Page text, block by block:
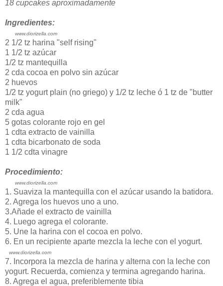
18 cupcakes aproximadamente
Ingredientes:
www.diorizella.com
2 1/2 tz harina "self rising"
1 1/2 tz azúcar
1/2 tz mantequilla
2 cda cocoa en polvo sin azúcar
2 huevos
1/2 tz yogurt plain (no griego) y 1/2 tz leche ó 1 tz de "butter
milk"
2 cda agua
5 gotas colorante rojo en gel
1 cdta extracto de vainilla
1 cdta bicarbonato de soda
1 1/2 cdta vinagre
Procedimiento:
www.diorizella.com
1. Suaviza la mantequilla con el azúcar usando la batidora.
2. Agrega los huevos uno a uno.
3.Añade el extracto de vainilla
4. Luego agrega el colorante.
5. Une la harina con el cocoa en polvo.
6. En un recipiente aparte mezcla la leche con el yogurt.
www.diorizella.com
7. Incorpora la mezcla de harina y alterna con la leche con
yogurt. Recuerda, comienza y termina agregando harina.
8. Agrega el agua, preferiblemente tibia